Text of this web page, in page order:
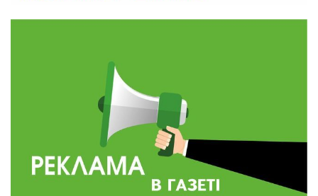
Обмежено придатний, але безмежно
вмотивований: Як колишній лісівник став асом
артилерії
490 пацієнтів та 15 відвіданих сіл: МБФ
«Альянс громадського здоров’я» підбив
підсумки роботи мобільних клінік у Сумській
області